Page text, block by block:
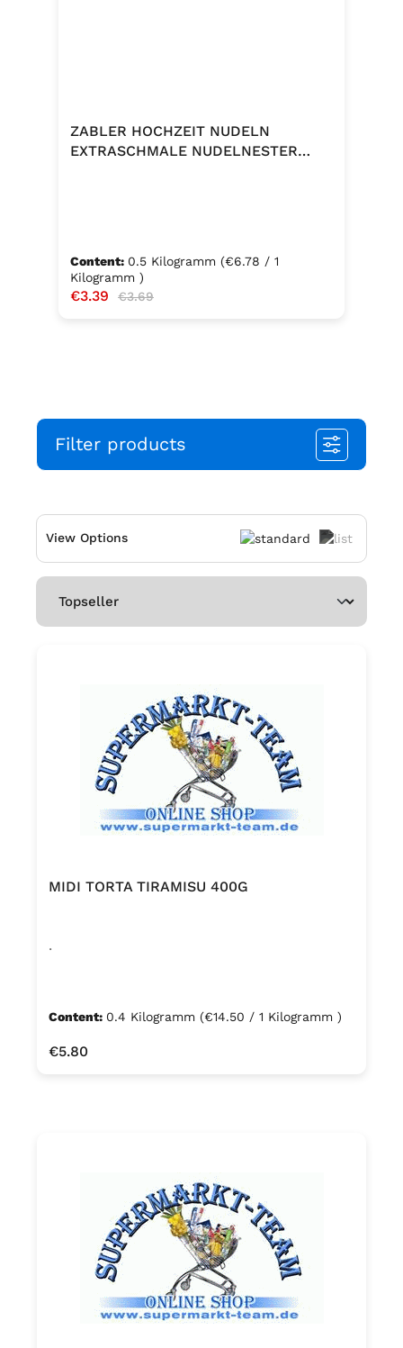
ZABLER HOCHZEIT NUDELN
EXTRASCHMALE NUDELNESTER
Content: 0.5 Kilogramm (€6.78 / 1
Kilogramm )
Sale price:
€3.39 Regular price:
€3.69
Filter products
View Options
MIDI TORTA TIRAMISU 400G
.
Content: 0.4 Kilogramm (€14.50 / 1 Kilogramm )
Regular price:
€5.80